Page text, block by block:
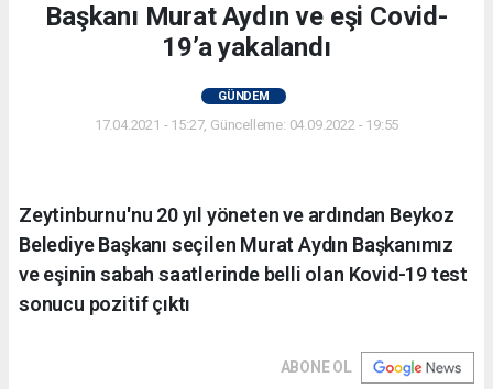
Başkanı Murat Aydın ve eşi Covid-
19’a yakalandı
GÜNDEM
17.04.2021 - 15:27, Güncelleme: 04.09.2022 - 19:55
Zeytinburnu'nu 20 yıl yöneten ve ardından Beykoz
Belediye Başkanı seçilen Murat Aydın Başkanımız
ve eşinin sabah saatlerinde belli olan Kovid-19 test
sonucu pozitif çıktı
ABONE OL